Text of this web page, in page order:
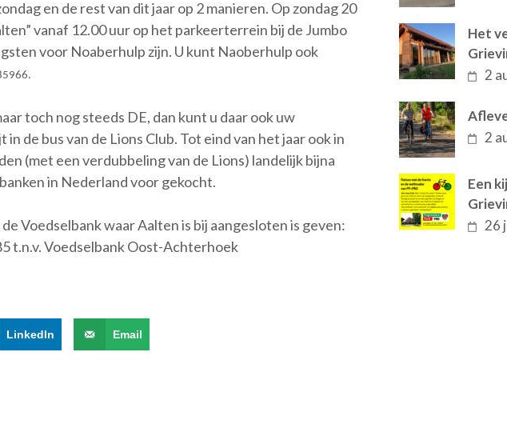
en de rest van dit jaar op 2 manieren. Op zondag 20
vanaf 12.00 uur op het parkeerterrein bij de Jumbo
voor Noaberhulp zijn. U kunt Naoberhulp ook
toch nog steeds DE, dan kunt u daar ook uw
de bus van de Lions Club. Tot eind van het jaar ook in
(met een verdubbeling van de Lions) landelijk bijna
in Nederland voor gekocht.
Voedselbank waar Aalten is bij aangesloten is geven:
t.n.v. Voedselbank Oost-Achterhoek
LinkedIn Email
Het
2
2
Een
26